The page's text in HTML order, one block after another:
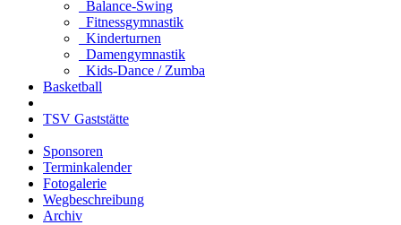
Balance-Swing
Fitnessgymnastik
Kinderturnen
Damengymnastik
Kids-Dance / Zumba
Basketball
TSV Gaststätte
Sponsoren
Terminkalender
Fotogalerie
Wegbeschreibung
Archiv